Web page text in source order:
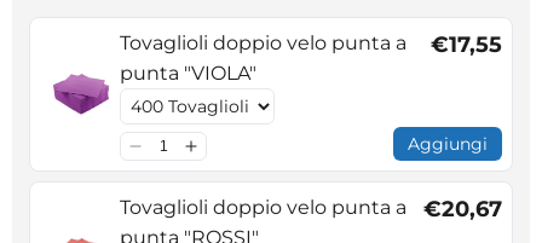
Tovaglioli doppio velo punta a
punta "VIOLA"
€17,55
Aggiungi
Tovaglioli doppio velo punta a
punta "ROSSI"
€20,67